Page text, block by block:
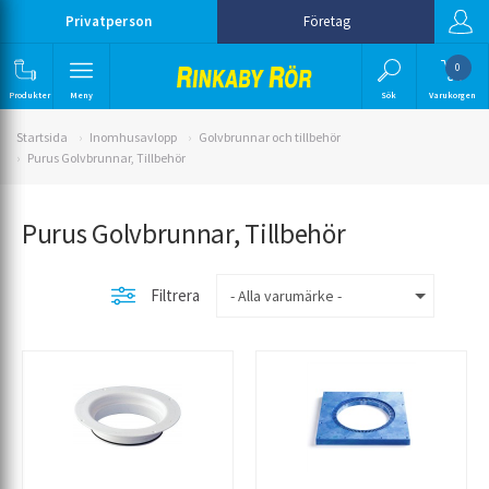
Privatperson Företag
Produkter Meny Sök
0
Varukorgen
Startsida Inomhusavlopp
Golvbrunnar och tillbehör
Purus Golvbrunnar, Tillbehör
Purus Golvbrunnar, Tillbehör
Filtrera